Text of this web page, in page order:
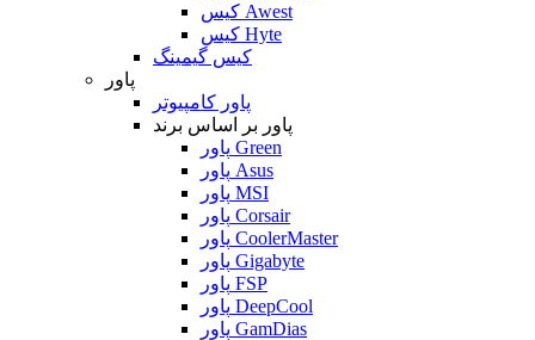
کیس Awest
کیس Hyte
کیس گیمینگ
پاور
پاور کامپیوتر
پاور بر اساس برند
پاور Green
پاور Asus
پاور MSI
پاور Corsair
پاور CoolerMaster
پاور Gigabyte
پاور FSP
پاور DeepCool
پاور GamDias